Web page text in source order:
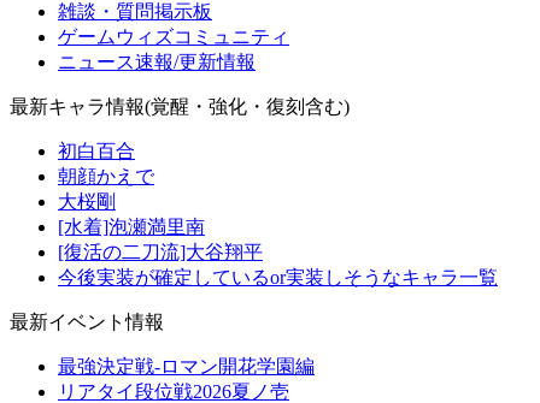
雑談・質問掲示板
ゲームウィズコミュニティ
ニュース速報/更新情報
最新キャラ情報(覚醒・強化・復刻含む)
初白百合
朝顔かえで
大桜剛
[水着]泡瀬満里南
[復活の二刀流]大谷翔平
今後実装が確定しているor実装しそうなキャラ一覧
最新イベント情報
最強決定戦-ロマン開花学園編
リアタイ段位戦2026夏ノ壱